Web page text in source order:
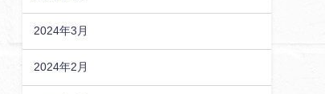
2024年3月
2024年2月